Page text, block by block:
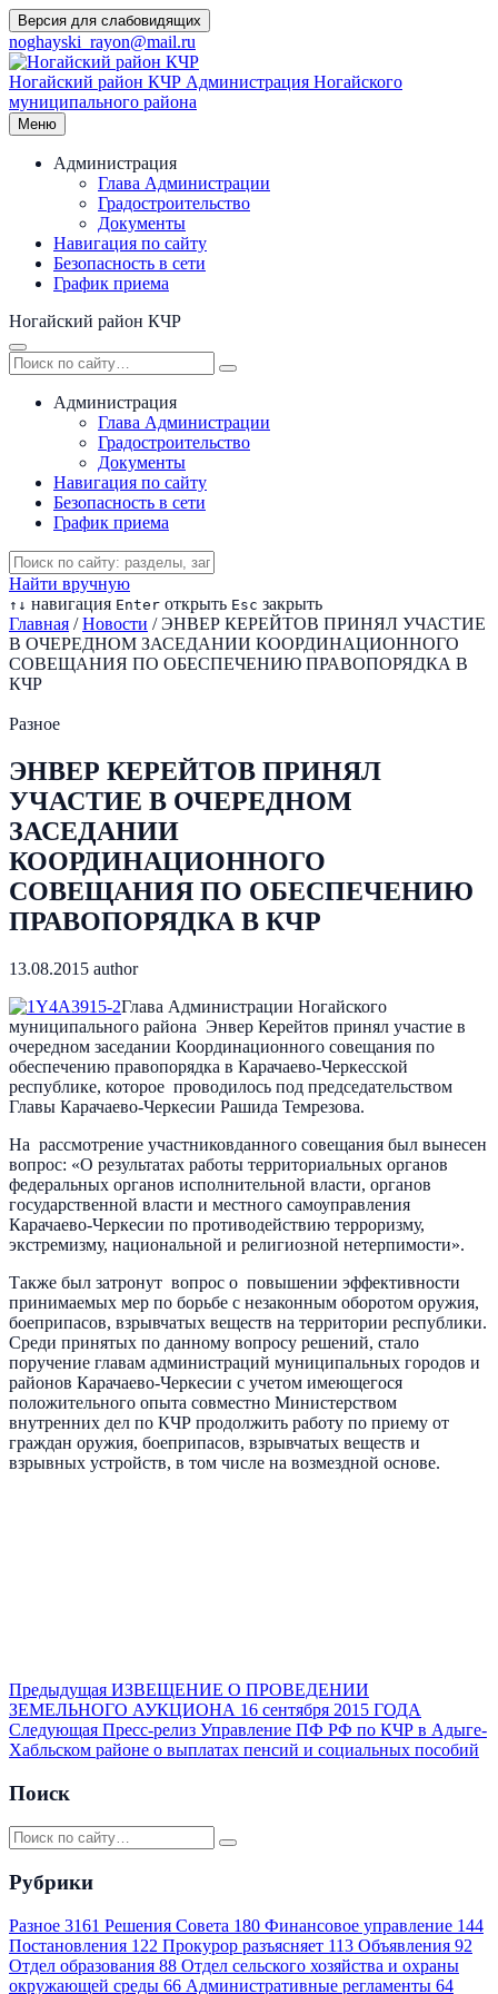
Перейти
к
содержимому
Версия для слабовидящих
noghayski_rayon@mail.ru
Ногайский район КЧР Администрация Ногайского
муниципального района
Меню
Администрация
Глава Администрации
Градостроительство
Документы
Навигация по сайту
Безопасность в сети
График приема
Ногайский район КЧР
Администрация
Глава Администрации
Градостроительство
Документы
Навигация по сайту
Безопасность в сети
График приема
Найти вручную
↑ ↓ навигация Enter открыть Esc закрыть
Главная / Новости / ЭНВЕР КЕРЕЙТОВ ПРИНЯЛ УЧАСТИЕ
В ОЧЕРЕДНОМ ЗАСЕДАНИИ КООРДИНАЦИОННОГО
СОВЕЩАНИЯ ПО ОБЕСПЕЧЕНИЮ ПРАВОПОРЯДКА В
КЧР
Разное
ЭНВЕР КЕРЕЙТОВ ПРИНЯЛ
УЧАСТИЕ В ОЧЕРЕДНОМ
ЗАСЕДАНИИ
КООРДИНАЦИОННОГО
СОВЕЩАНИЯ ПО ОБЕСПЕЧЕНИЮ
ПРАВОПОРЯДКА В КЧР
13.08.2015 author
Глава Администрации Ногайского
муниципального района Энвер Керейтов принял участие в
очередном заседании Координационного совещания по
обеспечению правопорядка в Карачаево-Черкесской
республике, которое проводилось под председательством
Главы Карачаево-Черкесии Рашида Темрезова.
На рассмотрение участниковданного совещания был вынесен
вопрос: «О результатах работы территориальных органов
федеральных органов исполнительной власти, органов
государственной власти и местного самоуправления
Карачаево-Черкесии по противодействию терроризму,
экстремизму, национальной и религиозной нетерпимости».
Также был затронут вопрос о повышении эффективности
принимаемых мер по борьбе с незаконным оборотом оружия,
боеприпасов, взрывчатых веществ на территории республики.
Среди принятых по данному вопросу решений, стало
поручение главам администраций муниципальных городов и
районов Карачаево-Черкесии с учетом имеющегося
положительного опыта совместно Министерством
внутренних дел по КЧР продолжить работу по приему от
граждан оружия, боеприпасов, взрывчатых веществ и
взрывных устройств, в том числе на возмездной основе.
Предыдущая ИЗВЕЩЕНИЕ О ПРОВЕДЕНИИ
ЗЕМЕЛЬНОГО АУКЦИОНА 16 сентября 2015 ГОДА
Следующая Пресс-релиз Управление ПФ РФ по КЧР в Адыге-
Хабльском районе о выплатах пенсий и социальных пособий
Поиск
Рубрики
Разное 3161 Решения Совета 180 Финансовое управление 144
Постановления 122 Прокурор разъясняет 113 Объявления 92
Отдел образования 88 Отдел сельского хозяйства и охраны
окружающей среды 66 Административные регламенты 64